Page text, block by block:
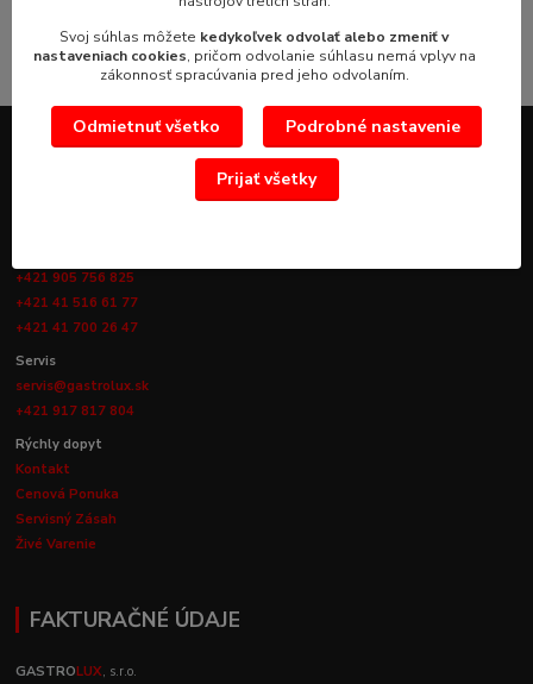
+421 905 756 825
+421 41 516 61 77
+421 41 700 26 47
Servis
servis@gastrolux.sk
+421 917 817 804
Rýchly dopyt
Kontakt
Cenová Ponuka
Servisný Zásah
Živé Varenie
FAKTURAČNÉ ÚDAJE
GASTROLUX, s.r.o.
Svoj súhlas môžete kedykoľvek odvolať alebo zmeniť v
nastaveniach cookies, pričom odvolanie súhlasu nemá vplyv na
zákonnosť spracúvania pred jeho odvolaním.
Odmietnuť všetko Podrobné nastavenie
Prijať všetky